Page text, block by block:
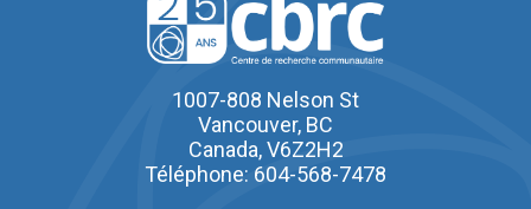
1007-808 Nelson St
Vancouver, BC
Canada, V6Z2H2
Téléphone: 604-568-7478